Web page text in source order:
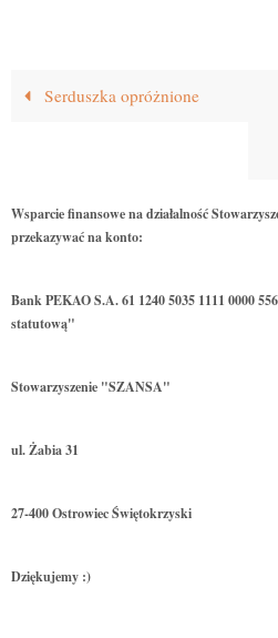
Serduszka opróżnione
Wsparcie finansowe na działalność
przekazywać na konto:
Bank PEKAO S.A. 61 1240 5035 1111 0000
statutową"
Stowarzyszenie "SZANSA"
ul. Żabia 31
27-400 Ostrowiec Świętokrzyski
Dziękujemy :)